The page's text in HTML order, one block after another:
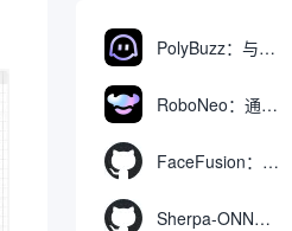
PolyBuzz：与AI角色互动的免费聊天与角色扮演平台
RoboNeo：通过聊天生成和编辑视频与图像的AI工具
FaceFusion：视频换脸增强工具|语音同步视频嘴型动作
Sherpa-ONNX：使用ONNXRuntime实现离线语音识别和合成